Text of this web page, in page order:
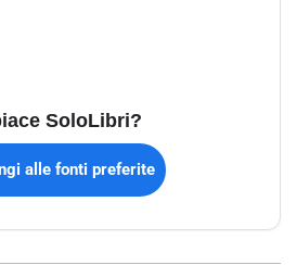
SoloLibri?
alle fonti preferite